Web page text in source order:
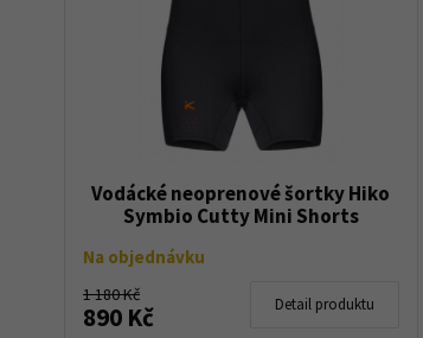
Vodácké neoprenové šortky Hiko
Symbio Cutty Mini Shorts
Na objednávku
1 180 Kč
890 Kč Detail produktu